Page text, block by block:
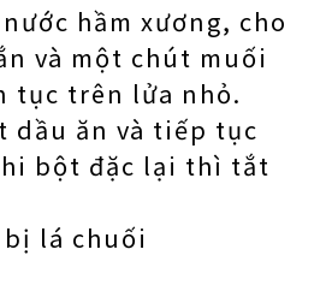
hầm xương, cho
và một chút muối
tục trên lửa nhỏ.
dầu ăn và tiếp tục
bột đặc lại thì tắt
bị lá chuối